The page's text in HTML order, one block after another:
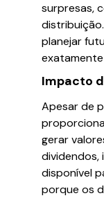
surpresas,
planejar
Impacto
Apesar de
gerar
disponível
porque os